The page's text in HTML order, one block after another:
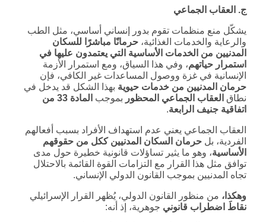
ج. العقاب الجماعي
يشكّل منع منظمات تقوم بدور إنساني أساسي، مثل الطب
والرعاية والخدمات الغذائية، حرمانًا مباشرًا للسكان
المدنيين من الخدمات الأساسية التي يعتمدون عليها في
استمرار حياتهم، وفي هذا السياق، ومع استمرار الأزمة
الإنسانية في غزة ووصول المساعدات غير الكافي، فإن
حرمان المدنيين من خدمات حيوية بهذا الشكل قد يدخل في
نطاق العقاب الجماعي المحظور بموجب
المادة 33 من
اتفاقية جنيف الرابعة.
العقاب الجماعي يعني عدم استهداف الأفراد بسبب أفعالهم
الفردية، بل حرمان السكان المدنيين ككل من حقوقهم
الأساسية، وهو ما يثير تساؤلات قانونية خطيرة حول مدى
توافق مثل هذا القرار مع التزامات القوة القائمة بالاحتلال
تجاه المدنيين بموجب القانون الدولي الإنساني.
وهكذا، من منظور القانون الدولي، يُظهر القرار الإسرائيلي
نقاطَ اضطراب قانوني جوهرية، إذ أنه: